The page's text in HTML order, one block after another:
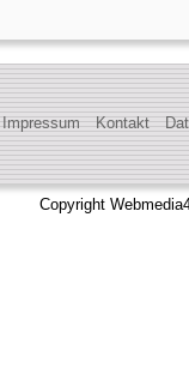
Impressum Kontakt
Copyright